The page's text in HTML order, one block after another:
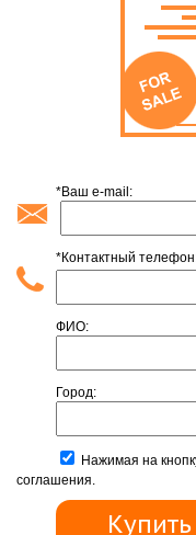
*Ваш e-mail:
*Контактный
ФИО:
Город:
Нажимая на
соглашения.